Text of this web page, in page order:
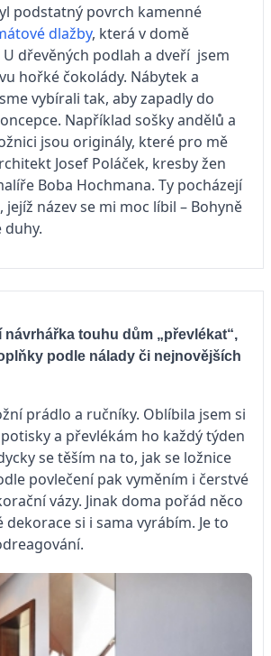
podstatný povrch kamenné
dlažby, která v domě
U dřevěných podlah a dveří jsem
hořké čokolády. Nábytek a
vybírali tak, aby zapadly do
Například sošky andělů a
jsou originály, které pro mě
Josef Poláček, kresby žen
Boba Hochmana. Ty pocházejí
jejíž název se mi moc líbil – Bohyně
duhy.
návrhářka touhu dům „převlékat“,
podle nálady či nejnovějších
prádlo a ručníky. Oblíbila jsem si
a převlékám ho každý týden
se těším na to, jak se ložnice
povlečení pak vyměním i čerstvé
vázy. Jinak doma pořád něco
si i sama vyrábím. Je to